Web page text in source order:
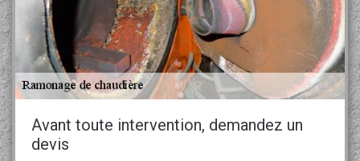
Avant toute intervention, demandez un
devis